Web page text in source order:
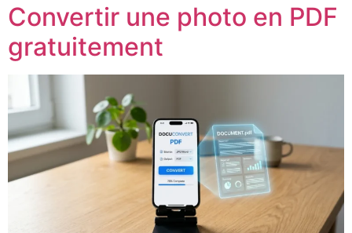
Convertir une photo en PDF
gratuitement